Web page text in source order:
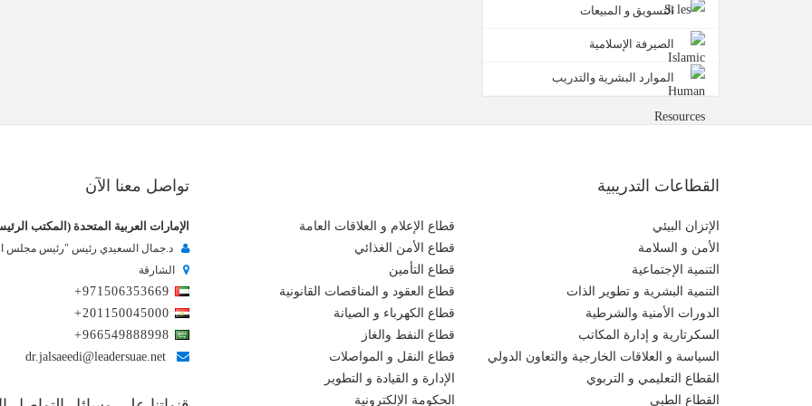
التسويق و المبيعات
الصيرفة الإسلامية
الموارد البشرية والتدريب
القطاعات التدريبية
الإتزان البيئي
الأمن و السلامة
التنمية الإجتماعية
التنمية البشرية و تطوير الذات
الدورات الأمنية والشرطية
السكرتارية و إدارة المكاتب
السياسة و العلاقات الخارجية والتعاون الدولي
القطاع التعليمي و التربوي
القطاع الطبي
قطاع الإعلام و العلاقات العامة
قطاع الأمن الغذائي
قطاع التأمين
قطاع العقود و المناقصات القانونية
قطاع الكهرباء و الصيانة
قطاع النفط والغاز
قطاع النقل و المواصلات
الإدارة و القيادة و التطوير
الحكومة الإلكترونية
تواصل معنا الآن
الإمارات العربية المتحدة (المكتب
د.جمال السعيدي رئيس "رئيس مجلس
الشارقة
+971506353669
+201150045000
+966549888998
dr.jalsaeedi@leadersuae.net